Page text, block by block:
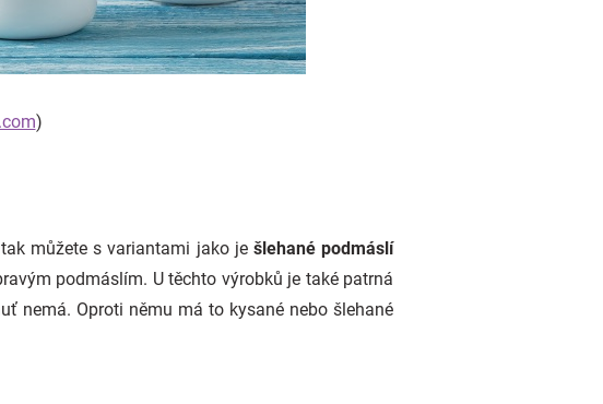
)
můžete s variantami jako je šlehané podmáslí
podmáslím. U těchto výrobků je také patrná
nemá. Oproti němu má to kysané nebo šlehané